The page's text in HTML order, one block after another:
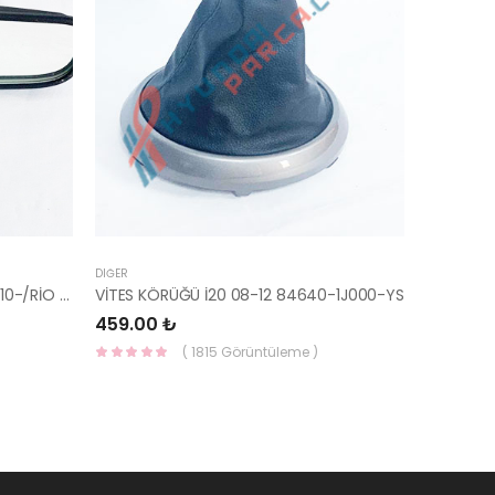
AYNA İÇ BLUE/ELANTRA 11-/CEED 10-/RİO 12-/SPORTAGE 11- 85101-3X100-HMC
DIĞER
VİTES KÖRÜĞÜ İ20 08-12 84640-1J000-YS
459.00 ₺
( 1815 Görüntüleme )